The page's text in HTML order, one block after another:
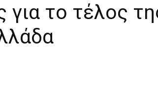
το τέλος